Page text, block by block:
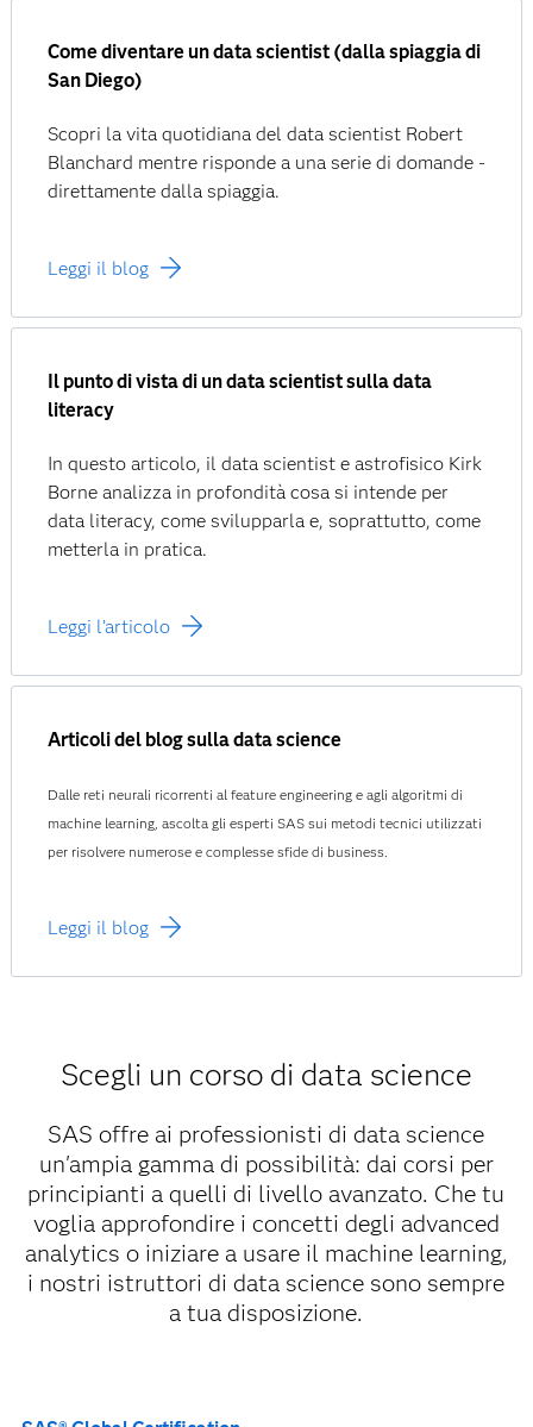
Come diventare un data scientist (dalla spiaggia di
San Diego)
Scopri la vita quotidiana del data scientist Robert
Blanchard mentre risponde a una serie di domande -
direttamente dalla spiaggia.
Leggi il blog
Il punto di vista di un data scientist sulla data
literacy
In questo articolo, il data scientist e astrofisico Kirk
Borne analizza in profondità cosa si intende per
data literacy, come svilupparla e, soprattutto, come
metterla in pratica.
Leggi l’articolo
Articoli del blog sulla data science
Dalle reti neurali ricorrenti al feature engineering e agli algoritmi di
machine learning, ascolta gli esperti SAS sui metodi tecnici utilizzati
per risolvere numerose e complesse sfide di business.
Leggi il blog
Scegli un corso di data science
SAS offre ai professionisti di data science
un'ampia gamma di possibilità: dai corsi per
principianti a quelli di livello avanzato. Che tu
voglia approfondire i concetti degli advanced
analytics o iniziare a usare il machine learning,
i nostri istruttori di data science sono sempre
a tua disposizione.